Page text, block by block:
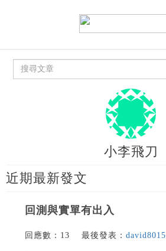
小李飛刀
近期最新發文
回測與實單有出入
回應數：13 最後發表：